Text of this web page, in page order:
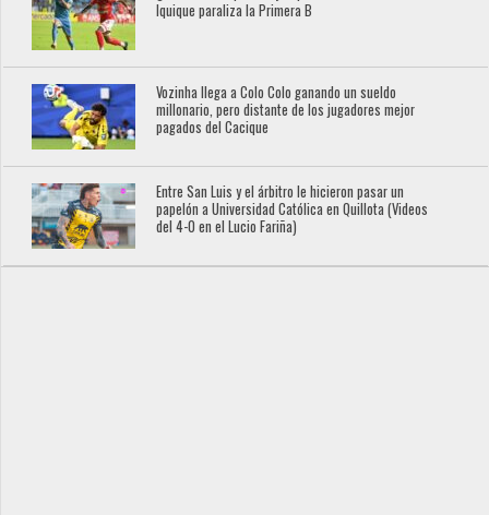
Iquique paraliza la Primera B
Vozinha llega a Colo Colo ganando un sueldo
millonario, pero distante de los jugadores mejor
pagados del Cacique
Entre San Luis y el árbitro le hicieron pasar un
papelón a Universidad Católica en Quillota (Videos
del 4-0 en el Lucio Fariña)